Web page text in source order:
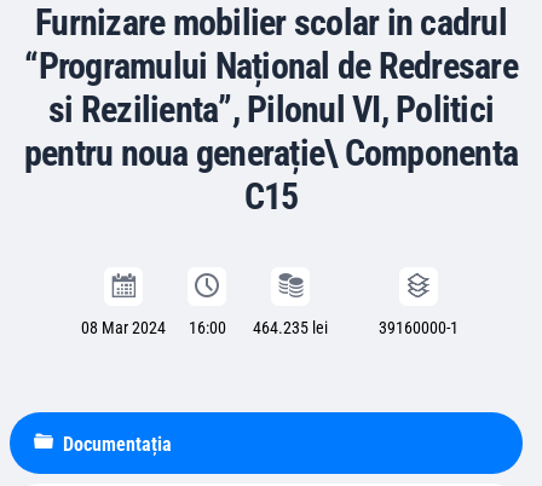
Furnizare mobilier scolar in cadrul
“Programului Național de Redresare
si Rezilienta”, Pilonul VI, Politici
pentru noua generație\ Componenta
C15
08 Mar 2024 16:00 464.235 lei 39160000-1
Documentația